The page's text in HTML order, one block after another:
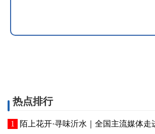
热点排行
陌上花开·寻味沂水｜全国主流媒体走进沂水，探